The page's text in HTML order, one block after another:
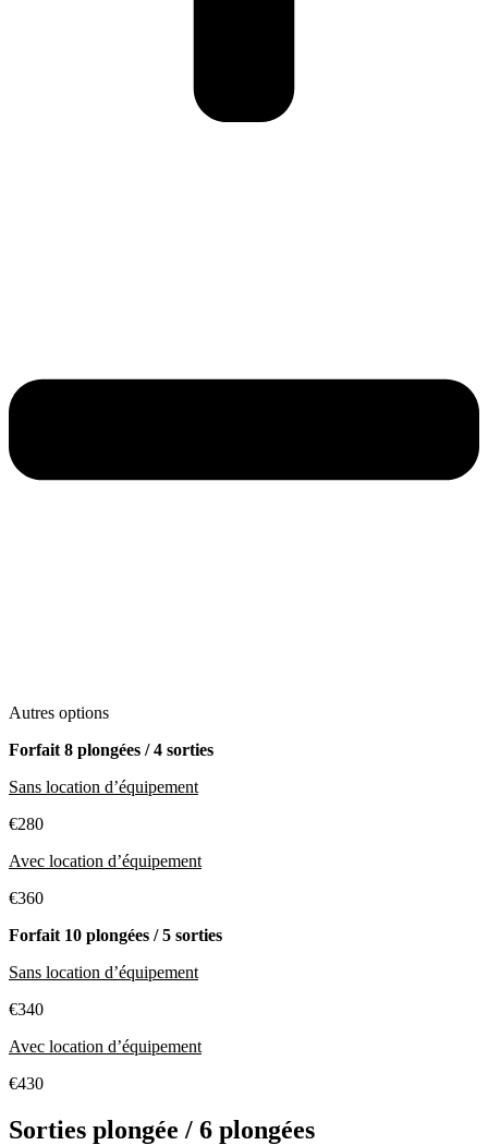
Autres options
Forfait 8 plongées / 4 sorties
Sans location d’équipement
€280
Avec location d’équipement
€360
Forfait 10 plongées / 5 sorties
Sans location d’équipement
€340
Avec location d’équipement
€430
Sorties plongée / 6 plongées